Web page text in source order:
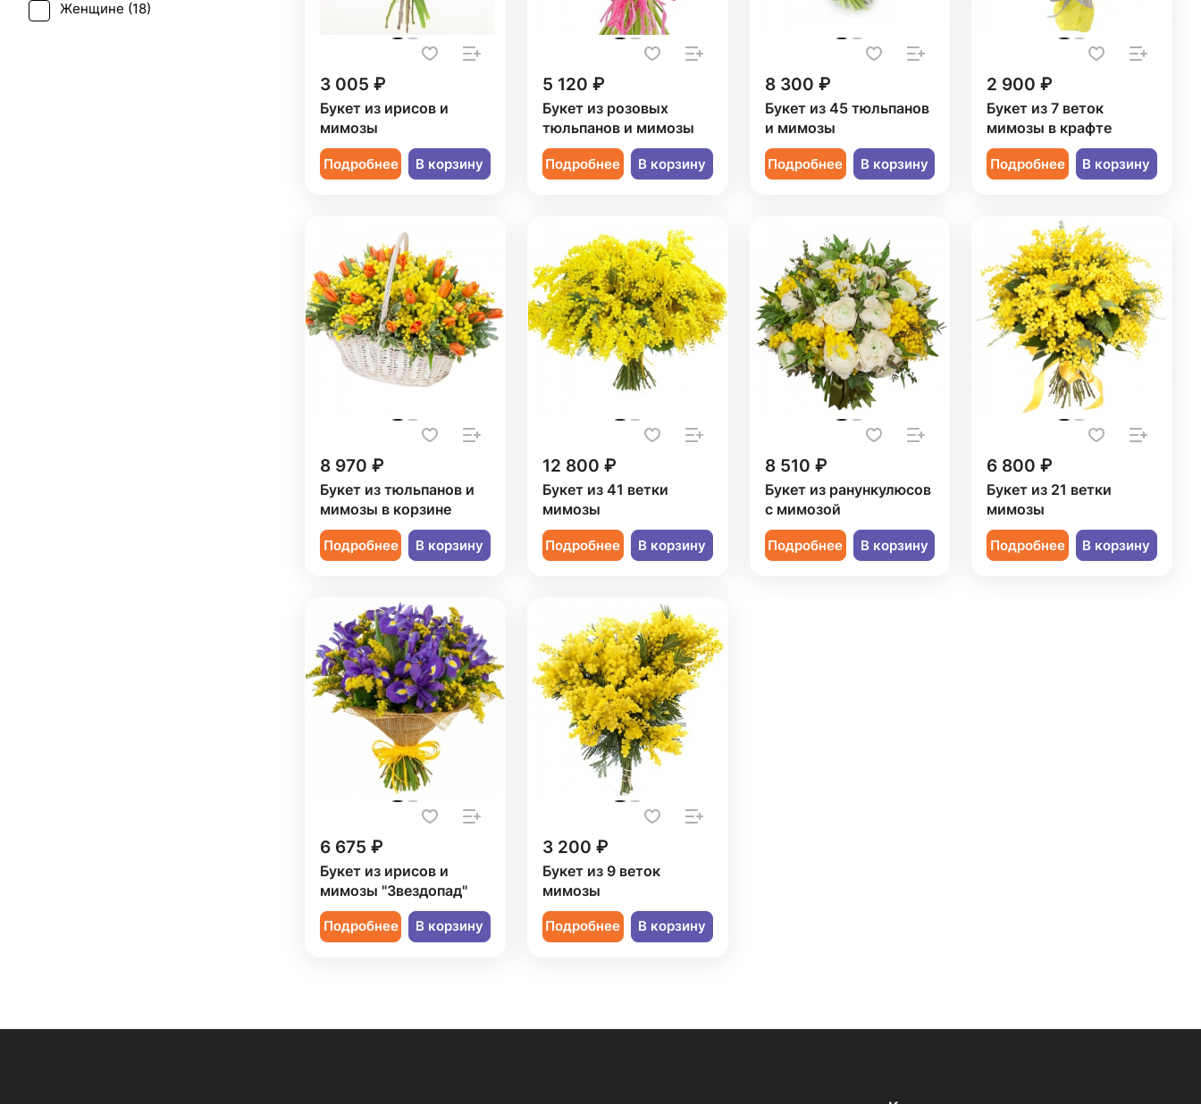
3 005 ₽
Букет из ирисов и
мимозы
Подробнее В корзину
5 120 ₽
Букет из розовых
тюльпанов и мимозы
Подробнее В корзину
8 300 ₽
Букет из 45 тюльпанов
и мимозы
Подробнее В корзину
2 900 ₽
Букет из 7 веток
мимозы в крафте
Подробнее В корзину
8 970 ₽
Букет из тюльпанов и
мимозы в корзине
Подробнее В корзину
12 800 ₽
Букет из 41 ветки
мимозы
Подробнее В корзину
8 510 ₽
Букет из ранункулюсов
с мимозой
Подробнее В корзину
6 800 ₽
Букет из 21 ветки
мимозы
Подробнее В корзину
6 675 ₽
Букет из ирисов и
мимозы "Звездопад"
Подробнее В корзину
3 200 ₽
Букет из 9 веток
мимозы
Подробнее В корзину
Женщине (18)